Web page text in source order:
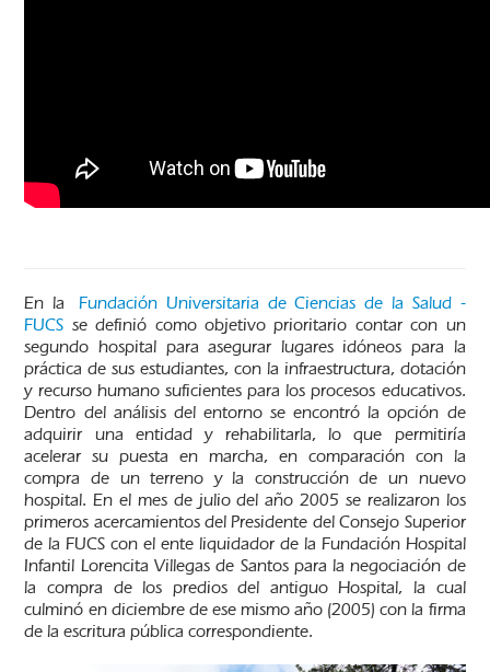
En laFundación Universitaria de Ciencias de la Salud -
FUCS se definió como objetivo prioritario contar con un
segundo hospital para asegurar lugares idóneos para la
práctica de sus estudiantes, con la infraestructura, dotación
y recurso humano suficientes para los procesos educativos.
Dentro del análisis del entorno se encontró la opción de
adquirir una entidad y rehabilitarla, lo que permitiría
acelerar su puesta en marcha, en comparación con la
compra de un terreno y la construcción de un nuevo
hospital. En el mes de julio del año 2005 se realizaron los
primeros acercamientos del Presidente del Consejo Superior
de la FUCS con el ente liquidador de la Fundación Hospital
Infantil Lorencita Villegas de Santos para la negociación de
la compra de los predios del antiguo Hospital, la cual
culminó en diciembre de ese mismo año (2005) con la firma
de la escritura pública correspondiente.